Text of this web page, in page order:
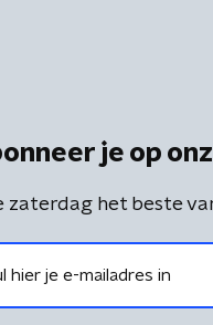
je op
zaterdag het beste